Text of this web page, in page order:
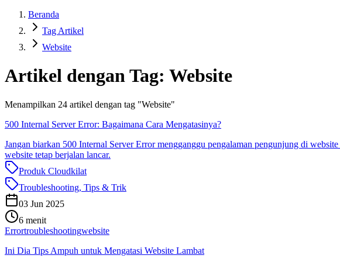
Beranda
Tag Artikel
Website
Artikel dengan Tag: Website
Menampilkan 24 artikel dengan tag "Website"
500 Internal Server Error: Bagaimana Cara Mengatasinya?
Jangan biarkan 500 Internal Server Error mengganggu pengalaman pengunjung di
website tetap berjalan lancar.
Produk Cloudkilat
Troubleshooting, Tips & Trik
03 Jun 2025
6 menit
Errortroubleshootingwebsite
Ini Dia Tips Ampuh untuk Mengatasi Website Lambat